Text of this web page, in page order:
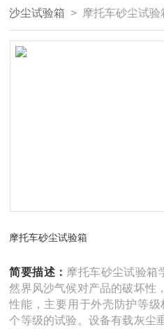
沙尘试验箱 > 摩托车砂尘试验
摩托车砂尘试验箱
简要描述： 摩托车砂尘试验箱
然界风沙气候对产品的破坏性
性能，主要用于外壳防护等
个等级的试验。设备有载灰尘